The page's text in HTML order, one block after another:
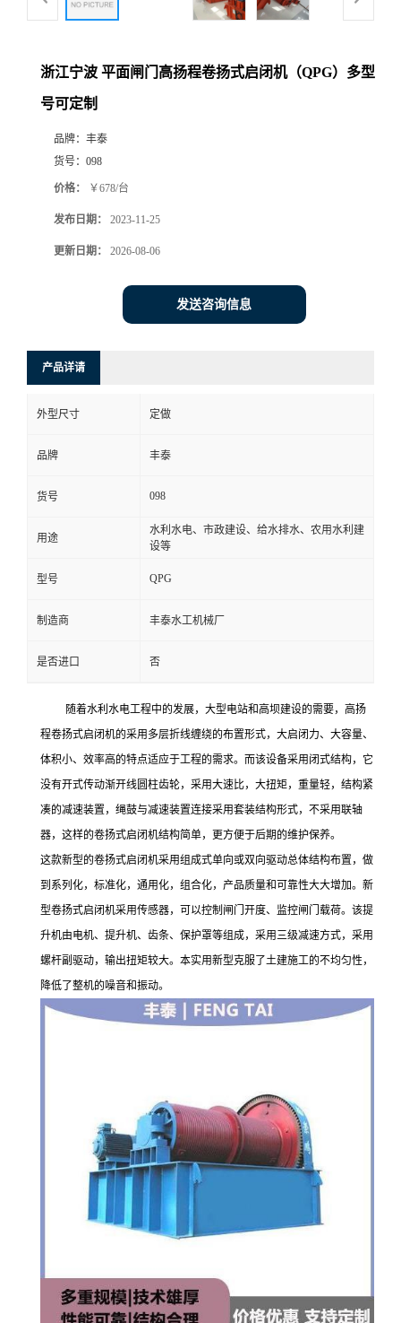
浙江宁波 平面闸门高扬程卷扬式启闭机（QPG）多型
号可定制
品牌： 丰泰
货号： 098
价格： ￥678/台
发布日期： 2023-11-25
更新日期： 2026-08-06
发送咨询信息
产品详请
外型尺寸 定做
品牌 丰泰
货号 098
用途
水利水电、市政建设、给水排水、农用水利建
设等
型号 QPG
制造商 丰泰水工机械厂
是否进口 否
随着水利水电工程中的发展，大型电站和高坝建设的需要，高扬
程卷扬式启闭机的采用多层折线缠绕的布置形式，大启闭力、大容量、
体积小、效率高的特点适应于工程的需求。而该设备采用闭式结构，它
没有开式传动渐开线圆柱齿轮，采用大速比，大扭矩，重量轻，结构紧
凑的减速装置，绳鼓与减速装置连接采用套装结构形式，不采用联轴
器，这样的卷扬式启闭机结构简单，更方便于后期的维护保养。
这款新型的卷扬式启闭机采用组成式单向或双向驱动总体结构布置，做
到系列化，标准化，通用化，组合化，产品质量和可靠性大大增加。新
型卷扬式启闭机采用传感器，可以控制闸门开度、监控闸门载荷。该提
升机由电机、提升机、齿条、保护罩等组成，采用三级减速方式，采用
螺杆副驱动，输出扭矩较大。本实用新型克服了土建施工的不均匀性，
降低了整机的噪音和振动。